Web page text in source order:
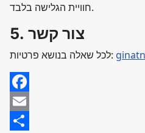
חוויית הגלישה בלבד.
5. צור קשר
לכל שאלה בנושא פרטיות:
Facebook
Email